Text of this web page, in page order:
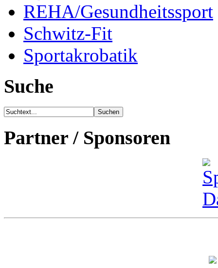
REHA/Gesundheitssport
Schwitz-Fit
Sportakrobatik
Suche
Partner / Sponsoren